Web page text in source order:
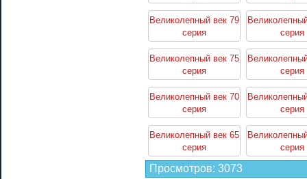
Великолепный век 79
серия
серия
Великолепный век 75
серия
серия
Великолепный век 70
серия
серия
Великолепный век 65
серия
серия
Просмотров: 3073